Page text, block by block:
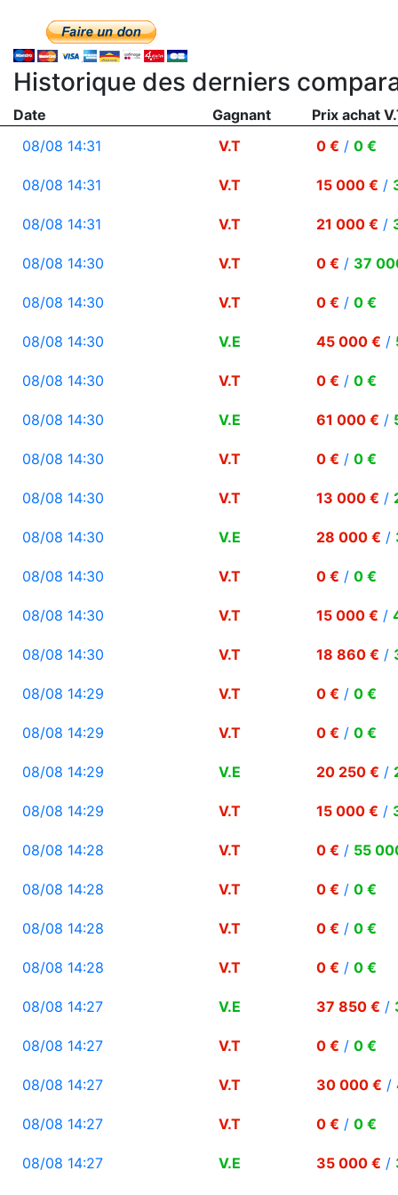
Historique des derniers
Date Gagnant Prix achat
08/08 14:31
V.T 0 € / 0 €
08/08 14:31 V.T 15 000 € /
08/08 14:31 V.T 21 000 € /
08/08 14:30 V.T 0 € / 37
08/08 14:30 V.T 0 € / 0 €
08/08 14:30 V.E 45 000 € /
08/08 14:30 V.T 0 € / 0 €
08/08 14:30 V.E 61 000 € /
08/08 14:30 V.T 0 € / 0 €
08/08 14:30 V.T 13 000 € /
08/08 14:30 V.E 28 000 € /
08/08 14:30 V.T 0 € / 0 €
08/08 14:30 V.T 15 000 € /
08/08 14:30 V.T 18 860 € /
08/08 14:29 V.T 0 € / 0 €
08/08 14:29 V.T 0 € / 0 €
08/08 14:29 V.E 20 250 € /
08/08 14:29 V.T 15 000 € /
08/08 14:28 V.T 0 € / 55
08/08 14:28 V.T 0 € / 0 €
08/08 14:28 V.T 0 € / 0 €
08/08 14:28 V.T 0 € / 0 €
08/08 14:27 V.E 37 850 € /
08/08 14:27 V.T 0 € / 0 €
08/08 14:27 V.T 30 000 € /
08/08 14:27 V.T 0 € / 0 €
08/08 14:27 V.E 35 000 € /